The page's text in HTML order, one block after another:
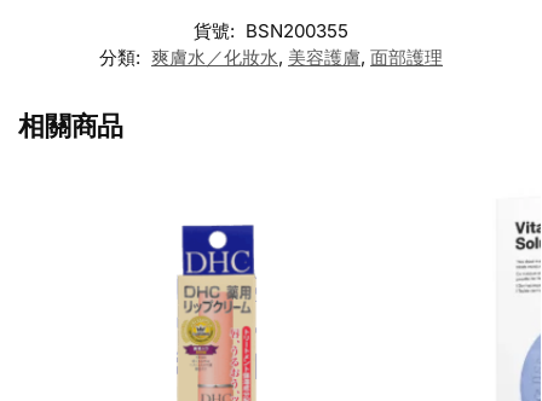
貨號: BSN200355
分類: 爽膚水／化妝水, 美容護膚, 面部護理
相關商品